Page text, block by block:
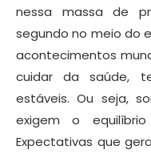
nessa massa de
segundo no meio do
acontecimentos
cuidar da saúde,
estáveis. Ou seja,
exigem o
Expectativas que